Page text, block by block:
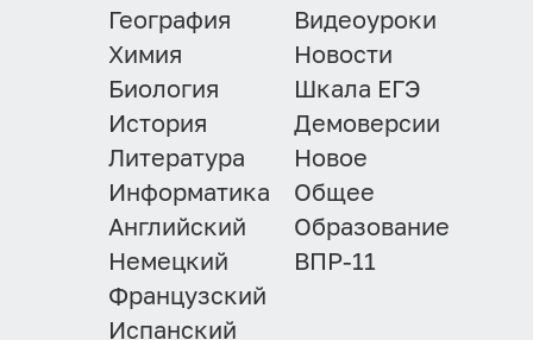
География
Химия
Биология
История
Литература
Информатика
Английский
Немецкий
Французский
Испанский
Видеоуроки
Новости
Шкала ЕГЭ
Демоверсии
Новое
Общее
Образование
ВПР-11